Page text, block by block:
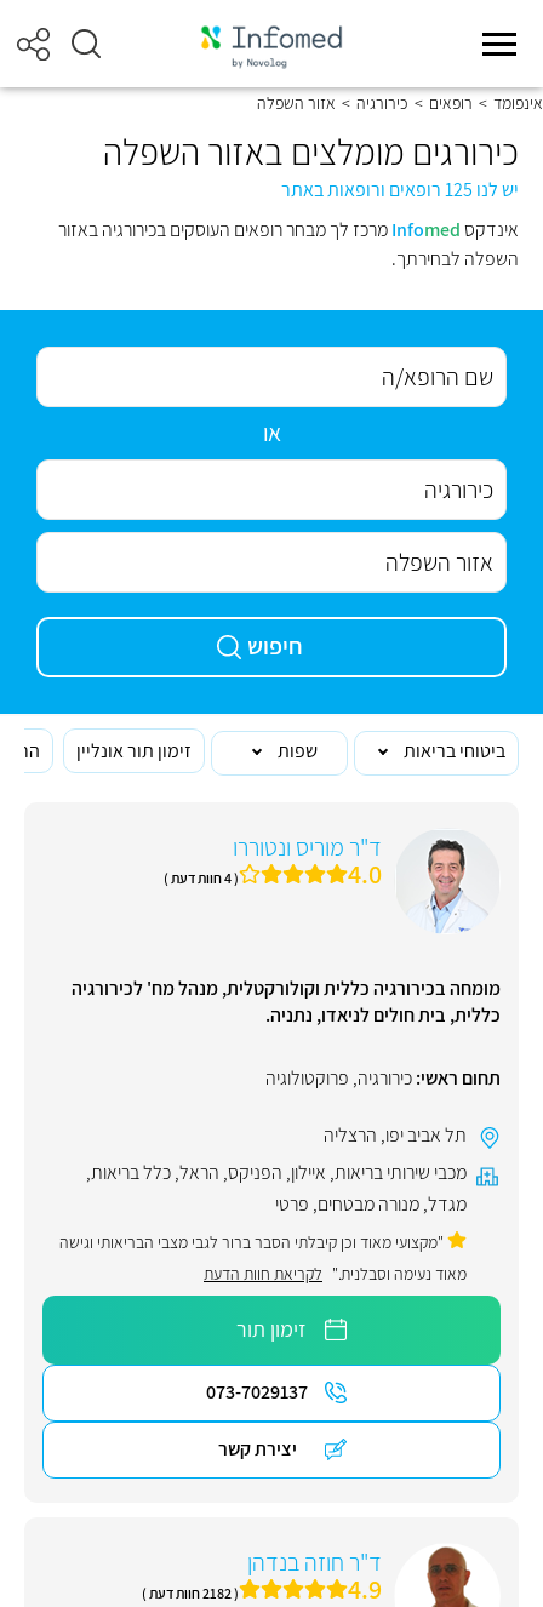
אינפומד > רופאים > כירורגיה > אזור השפלה
כירורגים מומלצים באזור השפלה
יש לנו 125 רופאים ורופאות באתר
אינדקס
Infomed
מרכז לך מבחר רופאים העוסקים בכירורגיה באזור
השפלה לבחירתך.
או
חיפוש
ביטוחי בריאות שפות זימון תור אונליין
ד"ר מוריס ונטוררו
4.0 ( 4 חוות דעת )
מומחה בכירורגיה כללית וקולורקטלית, מנהל מח' לכירורגיה
כללית, בית חולים לניאדו, נתניה.
תחום ראשי:כירורגיה, פרוקטולוגיה
תל אביב יפו, הרצליה
מכבי שירותי בריאות, איילון, הפניקס, הראל,כלל בריאות,
מגדל,מנורה מבטחים, פרטי
"מקצועי מאוד וכן קיבלתי הסבר ברור לגבי מצבי הבריאותי וגישה
מאוד נעימה וסבלנית." לקריאת חוות הדעת
זימון תור
073-7029137
יצירת קשר
ד"ר חוזה בנדהן
4.9 ( 2182 חוות דעת )